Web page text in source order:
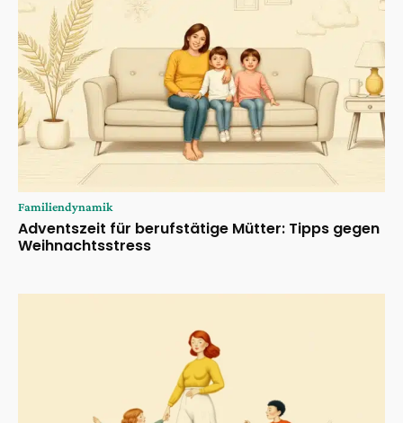
Familiendynamik
Adventszeit für berufstätige Mütter: Tipps gegen
Weihnachtsstress